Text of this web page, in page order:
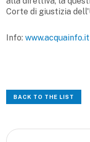
Corte di giustizia
Info: www.acquainfo.it
BACK TO THE LIST